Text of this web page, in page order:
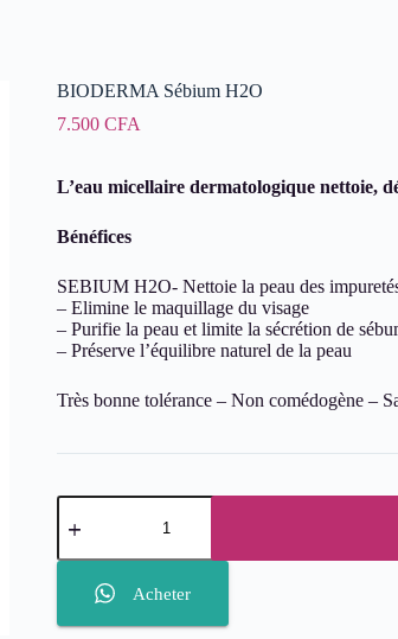
BIODERMA Sébium H2O
7.500 CFA
L’eau micellaire dermatologique nettoie,
Bénéfices
SEBIUM H2O- Nettoie la peau des
– Elimine le maquillage du visage
– Purifie la peau et limite la sécrétion de
– Préserve l’équilibre naturel de la peau
Très bonne tolérance – Non comédogène –
quantité
de
Sébium
Acheter